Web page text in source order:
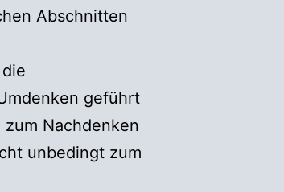
Abschnitten
geführt
Nachdenken
unbedingt zum